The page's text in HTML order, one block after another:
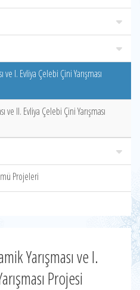
I. Evliya Çelebi Çini Yarışması
ve II. Evliya Çelebi Çini Yarışması
Projeleri
Yarışması ve I.
Projesi